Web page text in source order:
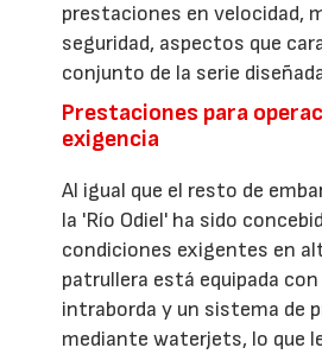
prestaciones en velocidad,
seguridad, aspectos que
conjunto de la serie
Prestaciones para
exigencia
Al igual que el resto de
la 'Río Odiel' ha sido
condiciones exigentes en
patrullera está equipada
intraborda y un sistema de
mediante waterjets, lo que